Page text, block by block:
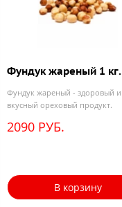
Фундук жареный 1 кг.
Фундук жареный - здоровый и
вкусный ореховый продукт.
2090 РУБ.
В корзину